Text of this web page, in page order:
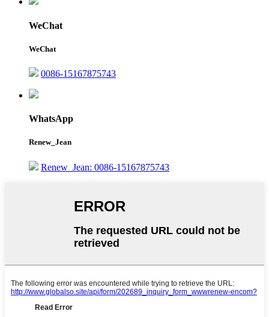
WeChat
WeChat
0086-15167875743
WhatsApp
Renew_Jean
Renew_Jean: 0086-15167875743